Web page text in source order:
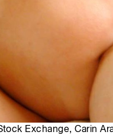
Exchange, Carin